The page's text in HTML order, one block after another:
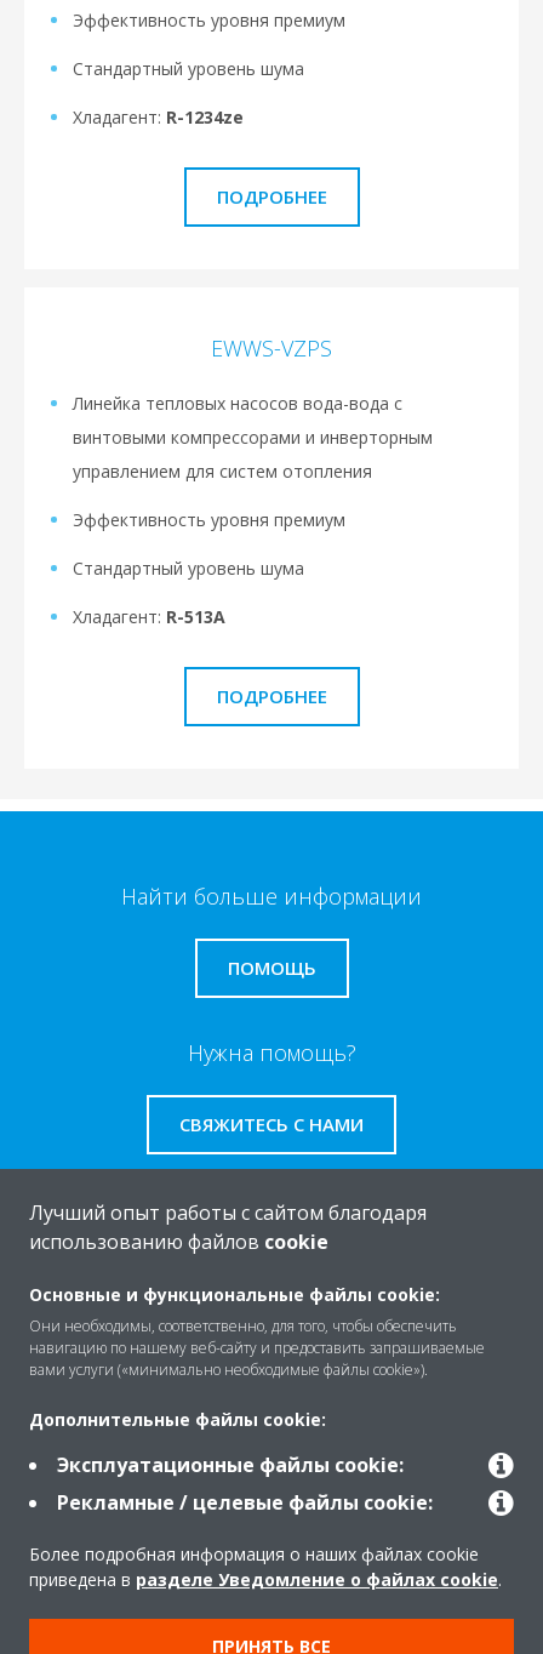
Эффективность уровня премиум
Стандартный уровень шума
Хладагент: R-1234ze
ПОДРОБНЕЕ
EWWS-VZPS
Линейка тепловых насосов вода-вода с
винтовыми компрессорами и инверторным
управлением для систем отопления
Эффективность уровня премиум
Стандартный уровень шума
Хладагент: R-513A
ПОДРОБНЕЕ
Найти больше информации
ПОМОЩЬ
Нужна помощь?
СВЯЖИТЕСЬ С НАМИ
Решения
Помощь
Продукты
Copyright © Daikin
Лучший опыт работы с сайтом благодаря
использованию файлов cookie
Основные и функциональные файлы cookie:
Они необходимы, соответственно, для того, чтобы обеспечить
навигацию по нашему веб-сайту и предоставить запрашиваемые
вами услуги («минимально необходимые файлы cookie»).
Дополнительные файлы cookie:
Эксплуатационные файлы cookie:
Рекламные / целевые файлы cookie:
Более подробная информация о наших файлах cookie
приведена в разделе Уведомление о файлах cookie.
ПРИНЯТЬ ВСЕ